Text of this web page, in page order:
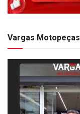
Vargas Motopeças